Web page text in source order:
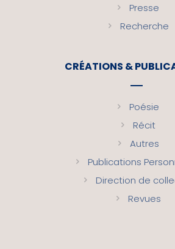
Presse
Recherche
CRÉATIONS &
Poésie
Récit
Autres
Publications
Direction de
Revues